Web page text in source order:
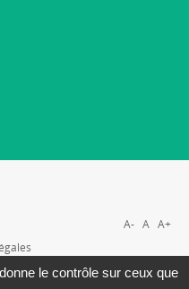
A- A A+
le contrôle sur ceux que